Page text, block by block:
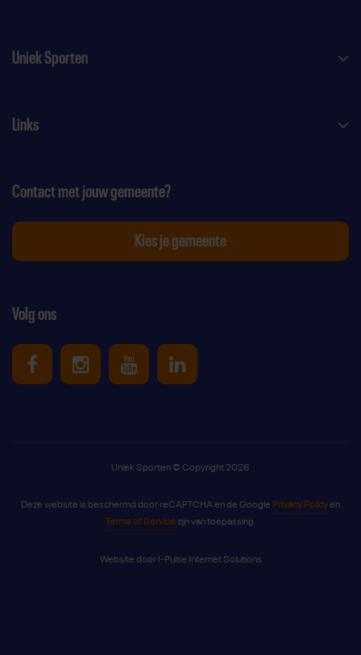
Uniek Sporten
Links
Volg ons
Uniek Sporten op Facebook
Uniek Sporten op Instagram
Uniek Sporten op Youtube
Uniek Sporten op
Contact met jouw gemeente?
Kies je gemeente
Uniek Sporten © Copyright 2026
Deze website is beschermd door reCAPTCHA en de Google Privacy Policyen
Terms of Servicezijn van toepassing.
Website door I-Pulse Internet Solutions